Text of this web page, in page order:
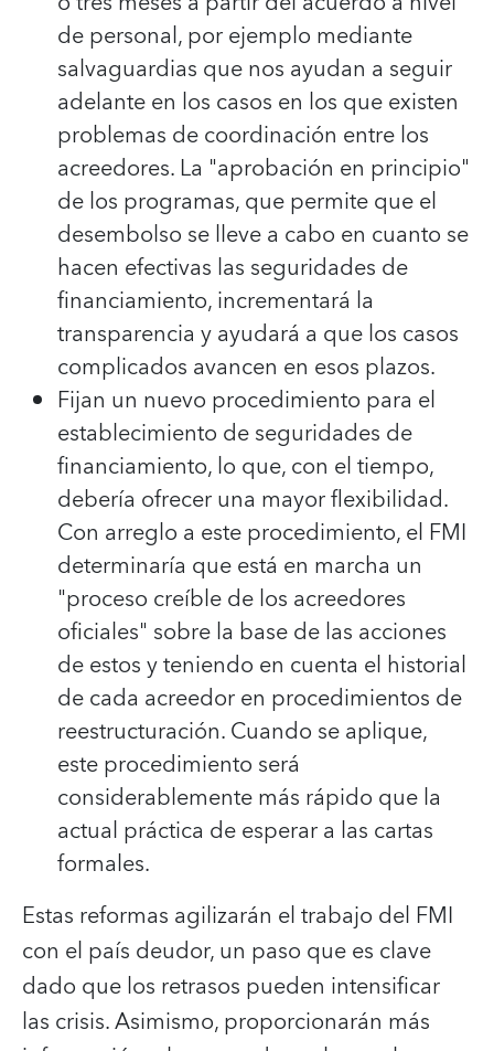
de personal, por ejemplo mediante
salvaguardias que nos ayudan a seguir
adelante en los casos en los que existen
problemas de coordinación entre los
acreedores. La "aprobación en principio"
de los programas, que permite que el
desembolso se lleve a cabo en cuanto se
hacen efectivas las seguridades de
financiamiento, incrementará la
transparencia y ayudará a que los casos
complicados avancen en esos plazos.
Fijan un nuevo procedimiento para el
establecimiento de seguridades de
financiamiento, lo que, con el tiempo,
debería ofrecer una mayor flexibilidad.
Con arreglo a este procedimiento, el FMI
determinaría que está en marcha un
"proceso creíble de los acreedores
oficiales" sobre la base de las acciones
de estos y teniendo en cuenta el historial
de cada acreedor en procedimientos de
reestructuración. Cuando se aplique,
este procedimiento será
considerablemente más rápido que la
actual práctica de esperar a las cartas
formales.
Estas reformas agilizarán el trabajo del FMI
con el país deudor, un paso que es clave
dado que los retrasos pueden intensificar
las crisis. Asimismo, proporcionarán más